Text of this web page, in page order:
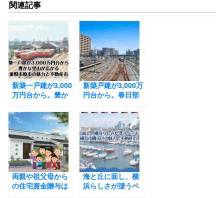
c
e
b
o
o
k
関連記事
新築一戸建が3,000
万円台から。豊か
葉県市原市の魅力
と不動産市況
新築戸建が3,000万
円台から。春日部
市況
両親や祖父母から
の住宅資金贈与は
海と丘に面し、横
浜らしさが漂うベ